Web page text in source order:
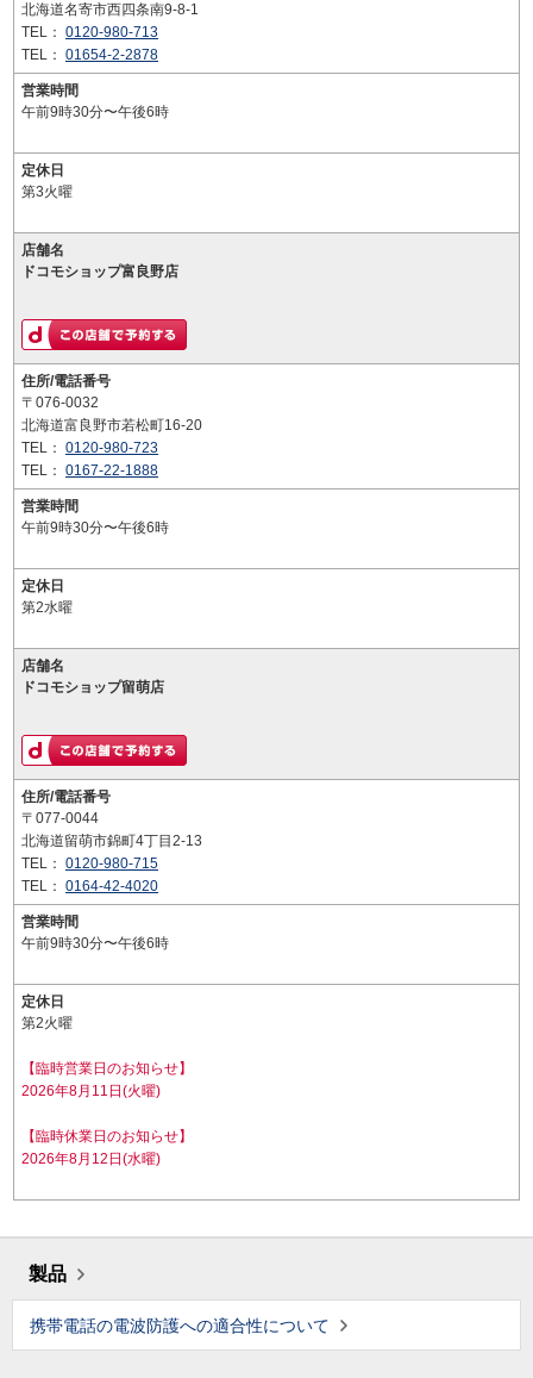
北海道名寄市西四条南9-8-1
TEL： 0120-980-713
TEL： 01654-2-2878
営業時間
午前9時30分〜午後6時
定休日
第3火曜
店舗名
ドコモショップ富良野店
住所/電話番号
〒076-0032
北海道富良野市若松町16-20
TEL： 0120-980-723
TEL： 0167-22-1888
営業時間
午前9時30分〜午後6時
定休日
第2水曜
店舗名
ドコモショップ留萌店
住所/電話番号
〒077-0044
北海道留萌市錦町4丁目2-13
TEL： 0120-980-715
TEL： 0164-42-4020
営業時間
午前9時30分〜午後6時
定休日
第2火曜
【臨時営業日のお知らせ】
2026年8月11日(火曜)
【臨時休業日のお知らせ】
2026年8月12日(水曜)
製品
携帯電話の電波防護への適合性について